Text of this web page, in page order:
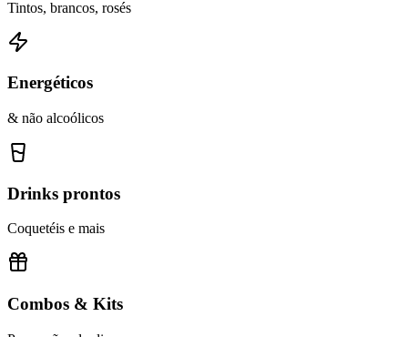
Tintos, brancos, rosés
Energéticos
& não alcoólicos
Drinks prontos
Coquetéis e mais
Combos & Kits